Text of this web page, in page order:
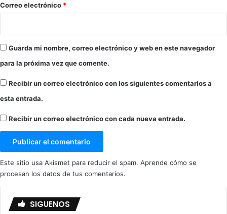
*
Correo electrónico *
Guarda mi nombre, correo electrónico y web en este navegador
para la próxima vez que comente.
Recibir un correo electrónico con los siguientes comentarios a
esta entrada.
Recibir un correo electrónico con cada nueva entrada.
Este sitio usa Akismet para reducir el spam. Aprende cómo se
procesan los datos de tus comentarios.
SIGUENOS